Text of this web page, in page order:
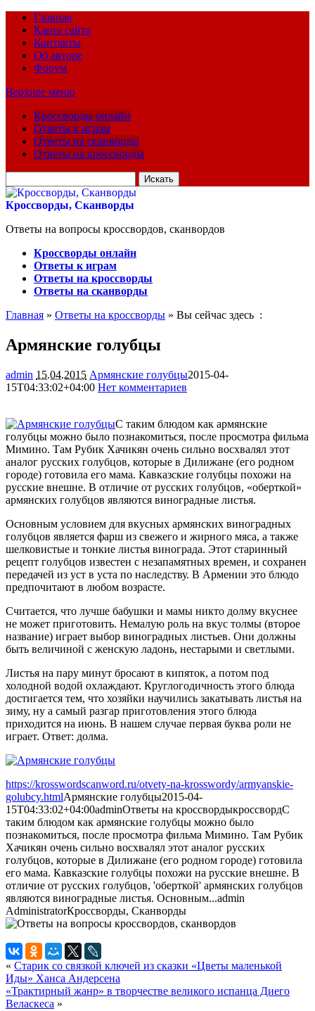
Главная
Карта сайта
Контакты
Об авторе
Форум
Верхнее меню
Кроссворды онлайн
Ответы к играм
Ответы на сканворды
Ответы на кроссворды
для:
Кроссворды, Сканворды
Ответы на вопросы кроссвордов, сканвордов
Кроссворды онлайн
Ответы к играм
Ответы на кроссворды
Ответы на сканворды
Главная » Ответы на кроссворды » Вы сейчас здесь :
Армянские голубцы
admin 15.04.2015 Армянские голубцы2015-04-
15T04:33:02+04:00 Нет комментариев
С таким блюдом как армянские
голубцы можно было познакомиться, после просмотра фильма
Мимино. Там Рубик Хачикян очень сильно восхвалял этот
аналог русских голубцов, которые в Дилижане (его родном
городе) готовила его мама. Кавказские голубцы похожи на
русские внешне. В отличие от русских голубцов, «оберткой»
армянских голубцов являются виноградные листья.
Основным условием для вкусных армянских виноградных
голубцов является фарш из свежего и жирного мяса, а также
шелковистые и тонкие листья винограда. Этот старинный
рецепт голубцов известен с незапамятных времен, и сохранен
передачей из уст в уста по наследству. В Армении это блюдо
предпочитают в любом возрасте.
Считается, что лучше бабушки и мамы никто долму вкуснее
не может приготовить. Немалую роль на вкус толмы (второе
название) играет выбор виноградных листьев. Они должны
быть величиной с женскую ладонь, нестарыми и светлыми.
Листья на пару минут бросают в кипяток, а потом под
холодной водой охлаждают. Круглогодичность этого блюда
достигается тем, что хозяйки научились закатывать листья на
зиму, ну а самый разгар приготовления этого блюда
приходится на июнь. В нашем случае первая буква роли не
играет. Ответ: долма.
https://krosswordscanword.ru/otvety-na-krosswordy/armyanskie-
golubcy.htmlАрмянские голубцы2015-04-
15T04:33:02+04:00adminОтветы на кроссвордыкроссвордС
таким блюдом как армянские голубцы можно было
познакомиться, после просмотра фильма Мимино. Там Рубик
Хачикян очень сильно восхвалял этот аналог русских
голубцов, которые в Дилижане (его родном городе) готовила
его мама. Кавказские голубцы похожи на русские внешне. В
отличие от русских голубцов, 'оберткой' армянских голубцов
являются виноградные листья. Основным...admin
AdministratorКроссворды, Сканворды
« Старик со связкой ключей из сказки «Цветы маленькой
Иды» Ханса Андерсена
«Трактирный жанр» в творчестве великого испанца Диего
Веласкеса »